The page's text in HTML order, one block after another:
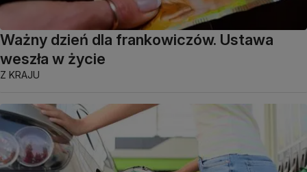
Ważny dzień dla frankowiczów. Ustawa
weszła w życie
Z KRAJU